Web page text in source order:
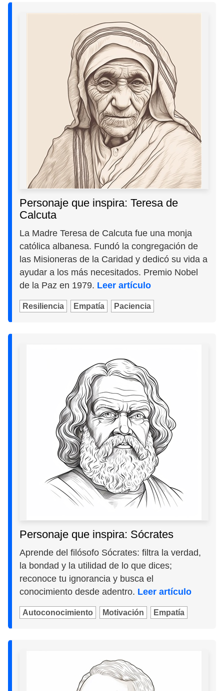
Personaje que inspira: Teresa de
Calcuta
La Madre Teresa de Calcuta fue una monja
católica albanesa. Fundó la congregación de
las Misioneras de la Caridad y dedicó su vida a
ayudar a los más necesitados. Premio Nobel
de la Paz en 1979. Leer artículo
Resiliencia Empatía Paciencia
Personaje que inspira: Sócrates
Aprende del filósofo Sócrates: filtra la verdad,
la bondad y la utilidad de lo que dices;
reconoce tu ignorancia y busca el
conocimiento desde adentro. Leer artículo
Autoconocimiento Motivación Empatía